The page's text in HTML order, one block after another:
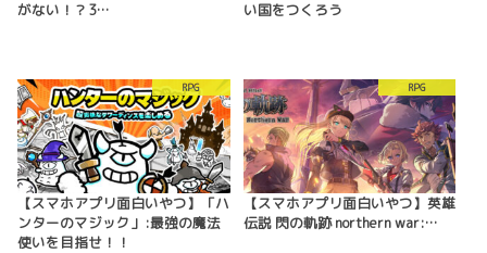
がない！？3…
い国をつくろう
RPG
【スマホアプリ面白いやつ】「ハ
ンターのマジック」:最強の魔法
使いを目指せ！！
RPG
【スマホアプリ面白いやつ】英雄
伝説 閃の軌跡 northern war:…